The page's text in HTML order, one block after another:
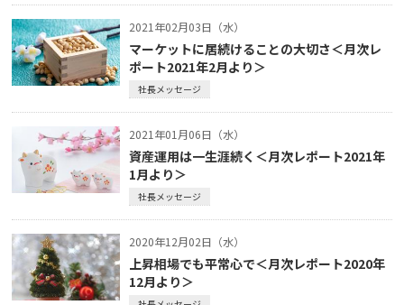
2021年02月03日（水）
マーケットに居続けることの大切さ＜月次レ
ポート2021年2月より＞
社長メッセージ
2021年01月06日（水）
資産運用は一生涯続く＜月次レポート2021年
1月より＞
社長メッセージ
2020年12月02日（水）
上昇相場でも平常心で＜月次レポート2020年
12月より＞